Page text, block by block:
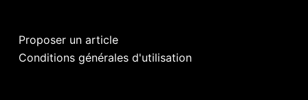
Proposer un article
Conditions générales d'utilisation